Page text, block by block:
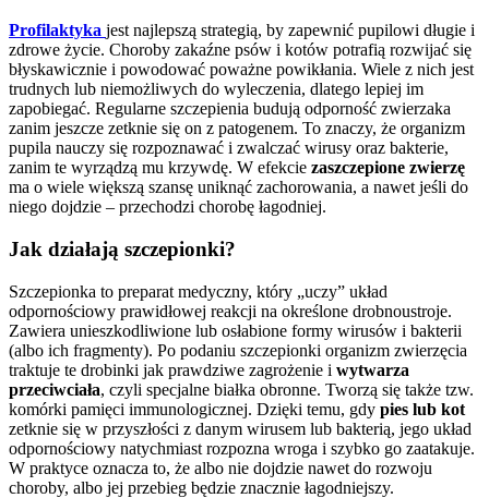
Profilaktyka jest najlepszą strategią, by zapewnić pupilowi długie i
zdrowe życie. Choroby zakaźne psów i kotów potrafią rozwijać się
błyskawicznie i powodować poważne powikłania. Wiele z nich jest
trudnych lub niemożliwych do wyleczenia, dlatego lepiej im
zapobiegać. Regularne szczepienia budują odporność zwierzaka
zanim jeszcze zetknie się on z patogenem. To znaczy, że organizm
pupila nauczy się rozpoznawać i zwalczać wirusy oraz bakterie,
zanim te wyrządzą mu krzywdę. W efekcie zaszczepione zwierzę
ma o wiele większą szansę uniknąć zachorowania, a nawet jeśli do
niego dojdzie – przechodzi chorobę łagodniej.
Jak działają szczepionki?
Szczepionka to preparat medyczny, który „uczy” układ
odpornościowy prawidłowej reakcji na określone drobnoustroje.
Zawiera unieszkodliwione lub osłabione formy wirusów i bakterii
(albo ich fragmenty). Po podaniu szczepionki organizm zwierzęcia
traktuje te drobinki jak prawdziwe zagrożenie i wytwarza
przeciwciała, czyli specjalne białka obronne. Tworzą się także tzw.
komórki pamięci immunologicznej. Dzięki temu, gdy pies lub kot
zetknie się w przyszłości z danym wirusem lub bakterią, jego układ
odpornościowy natychmiast rozpozna wroga i szybko go zaatakuje.
W praktyce oznacza to, że albo nie dojdzie nawet do rozwoju
choroby, albo jej przebieg będzie znacznie łagodniejszy.